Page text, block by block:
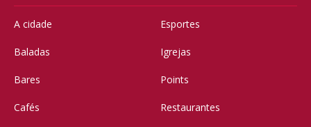
A cidade
Baladas
Bares
Cafés
Esportes
Igrejas
Points
Restaurantes